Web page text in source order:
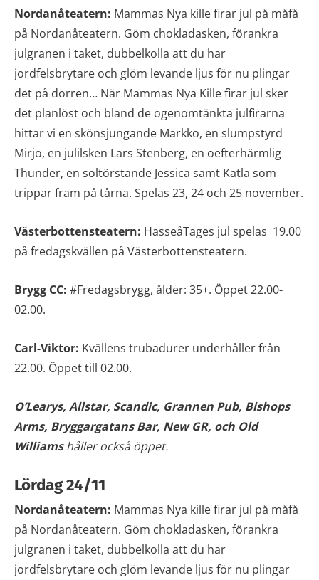
Nordanåteatern: Mammas Nya kille firar jul på måfå
på Nordanåteatern. Göm chokladasken, förankra
julgranen i taket, dubbelkolla att du har
jordfelsbrytare och glöm levande ljus för nu plingar
det på dörren… När Mammas Nya Kille firar jul sker
det planlöst och bland de ogenomtänkta julfirarna
hittar vi en skönsjungande Markko, en slumpstyrd
Mirjo, en julilsken Lars Stenberg, en oefterhärmlig
Thunder, en soltörstande Jessica samt Katla som
trippar fram på tårna. Spelas 23, 24 och 25 november.
Västerbottensteatern: HasseåTages jul spelas 19.00
på fredagskvällen på Västerbottensteatern.
Brygg CC: #Fredagsbrygg, ålder: 35+. Öppet 22.00-
02.00.
Carl-Viktor: Kvällens trubadurer underhåller från
22.00. Öppet till 02.00.
O’Learys, Allstar, Scandic, Grannen Pub, Bishops
Arms, Bryggargatans Bar, New GR, och Old
Williamshåller också öppet.
Lördag 24/11
Nordanåteatern: Mammas Nya kille firar jul på måfå
på Nordanåteatern. Göm chokladasken, förankra
julgranen i taket, dubbelkolla att du har
jordfelsbrytare och glöm levande ljus för nu plingar